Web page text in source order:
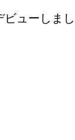
ビューしまし